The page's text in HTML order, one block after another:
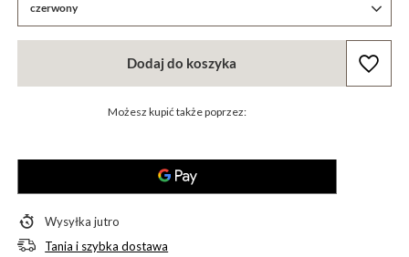
czerwony
Dodaj do koszyka
Możesz kupić także poprzez:
Wysyłkajutro
Tania i szybka dostawa